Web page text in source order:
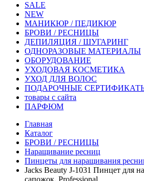
SALE
NEW
МАНИКЮР / ПЕДИКЮР
БРОВИ / РЕСНИЦЫ
ДЕПИЛЯЦИЯ / ШУГАРИНГ
ОДНОРАЗОВЫЕ МАТЕРИАЛЫ
ОБОРУДОВАНИЕ
УХОДОВАЯ КОСМЕТИКА
УХОД ДЛЯ ВОЛОС
ПОДАРОЧНЫЕ
товары с сайта
ПАРФЮМ
Главная
Каталог
БРОВИ / РЕСНИЦЫ
Наращивание ресниц
Пинцеты для наращивания
Jacks Beauty J-1031 Пинцет для
сапожок, Professional